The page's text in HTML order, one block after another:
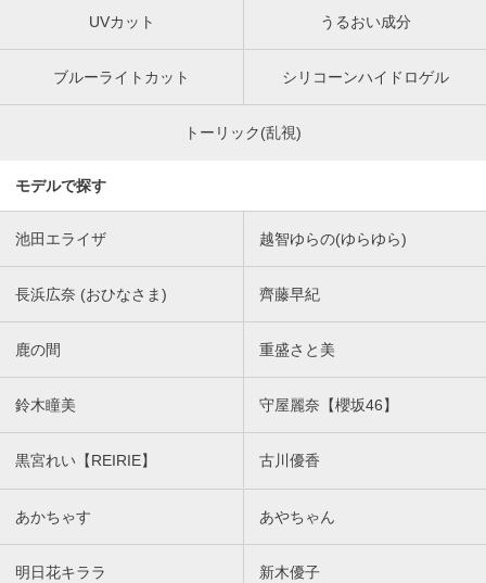
UVカット うるおい成分
ブルーライトカット シリコーンハイドロゲル
トーリック(乱視)
モデルで探す
池田エライザ 越智ゆらの(ゆらゆら)
長浜広奈 (おひなさま) 齊藤早紀
鹿の間 重盛さと美
鈴木瞳美 守屋麗奈【櫻坂46】
黒宮れい【REIRIE】 古川優香
あかちゃす あやちゃん
明日花キララ 新木優子